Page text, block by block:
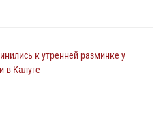
к утренней разминке у
в Калуге